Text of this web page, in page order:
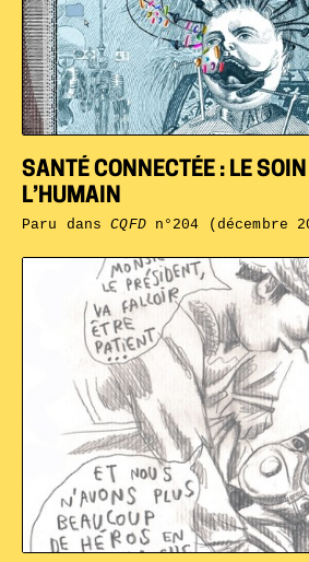
SANTÉ CONNECTÉE : LE
L’HUMAIN
Paru dansCQFDn°204 (décembre